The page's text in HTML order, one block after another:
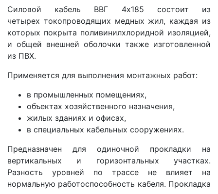
Силовой кабель ВВГ 4x185 состоит из
четырех токопроводящих медных жил, каждая из
которых покрыта поливинилхлоридной изоляцией,
и общей внешней оболочки также изготовленной
из ПВХ.
Применяется для выполнения монтажных работ:
в промышленных помещениях,
объектах хозяйственного назначения,
жилых зданиях и офисах,
в специальных кабельных сооружениях.
Предназначен для одиночной прокладки на
вертикальных и горизонтальных участках.
Разность уровней по трассе не влияет на
нормальную работоспособность кабеля. Прокладка